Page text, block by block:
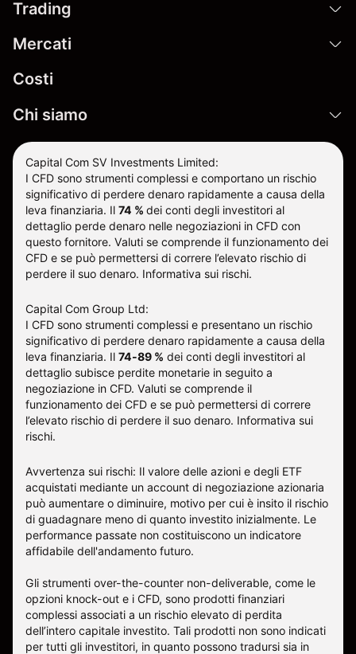
Trading
Mercati
Costi
Chi siamo
Capital Com SV Investments Limited:
I CFD sono strumenti complessi e comportano un rischio
significativo di perdere denaro rapidamente a causa della
leva finanziaria. Il 74 % dei conti degli investitori al
dettaglio perde denaro nelle negoziazioni in CFD con
questo fornitore. Valuti se comprende il funzionamento dei
CFD e se può permettersi di correre l’elevato rischio di
perdere il suo denaro. Informativa sui rischi.
Capital Com Group Ltd:
I CFD sono strumenti complessi e presentano un rischio
significativo di perdere denaro rapidamente a causa della
leva finanziaria. Il 74-89 % dei conti degli investitori al
dettaglio subisce perdite monetarie in seguito a
negoziazione in CFD. Valuti se comprende il
funzionamento dei CFD e se può permettersi di correre
l’elevato rischio di perdere il suo denaro. Informativa sui
rischi.
Avvertenza sui rischi: Il valore delle azioni e degli ETF
acquistati mediante un account di negoziazione azionaria
può aumentare o diminuire, motivo per cui è insito il rischio
di guadagnare meno di quanto investito inizialmente. Le
performance passate non costituiscono un indicatore
affidabile dell'andamento futuro.
Gli strumenti over-the-counter non-deliverable, come le
opzioni knock-out e i CFD, sono prodotti finanziari
complessi associati a un rischio elevato di perdita
dell’intero capitale investito. Tali prodotti non sono indicati
per tutti gli investitori, in quanto possono tradursi sia in